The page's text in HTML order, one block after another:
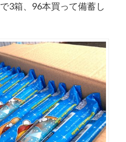
3箱、96本買って備蓄し